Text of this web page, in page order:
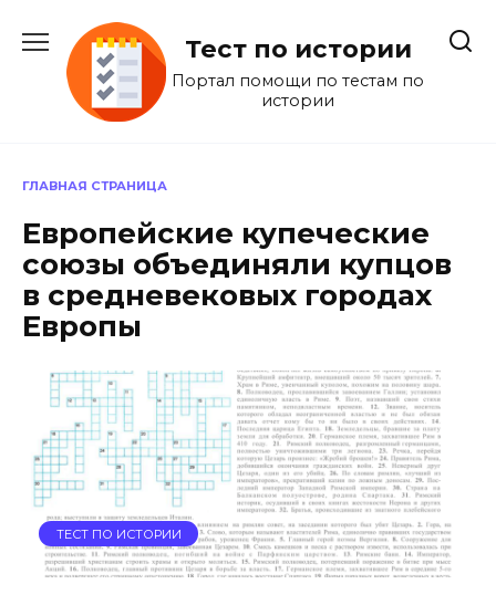
содержанию
Тест по истории
Портал помощи по тестам по
истории
ГЛАВНАЯ СТРАНИЦА
Европейские купеческие
союзы объединяли купцов
в средневековых городах
Европы
ТЕСТ ПО ИСТОРИИ